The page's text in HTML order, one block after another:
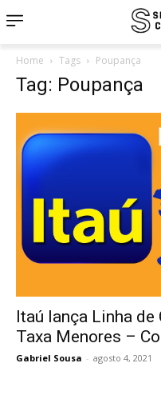
Home Tags Poupança
Tag: Poupança
Itaú lança Linha
Taxa Menores –
Gabriel Sousa - agosto 4, 2021